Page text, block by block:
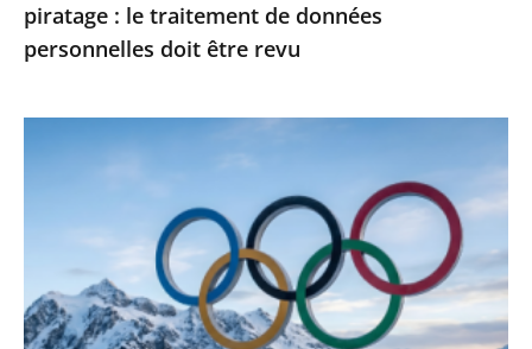
doit
être
piratage : le traitement de données
personnelles doit être revu
Olympiques
Paralympiques
2030
: